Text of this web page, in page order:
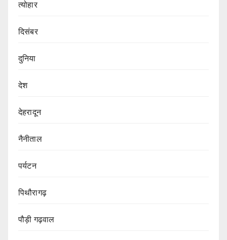
त्योहार
दिसंबर
दुनिया
देश
देहरादून
नैनीताल
पर्यटन
पिथौरागढ़
पौड़ी गढ़वाल